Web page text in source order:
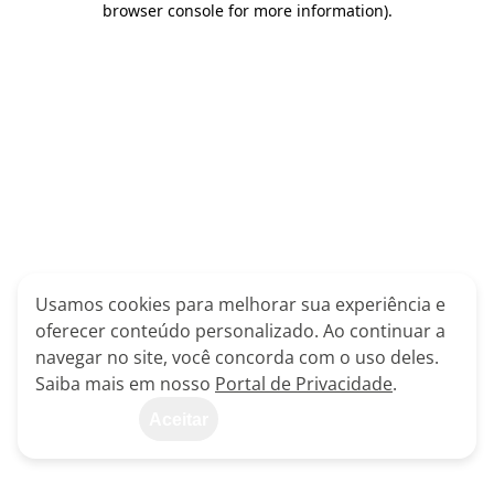
browser console for more information).
Usamos cookies para melhorar sua experiência e
oferecer conteúdo personalizado. Ao continuar a
navegar no site, você concorda com o uso deles.
Saiba mais em nosso Portal de Privacidade.